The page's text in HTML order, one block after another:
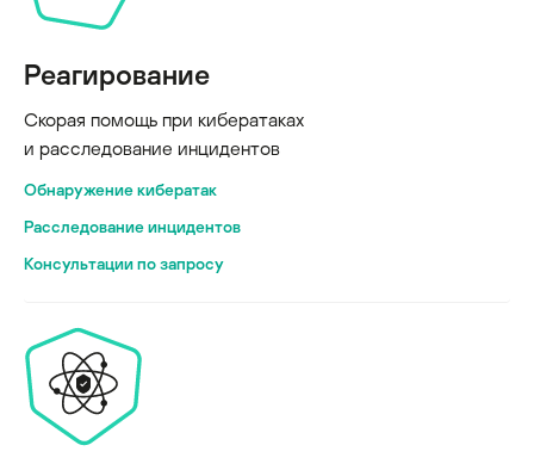
Реагирование
Скорая помощь при кибератаках
и расследование инцидентов
Обнаружение кибератак
Расследование инцидентов
Консультации по запросу